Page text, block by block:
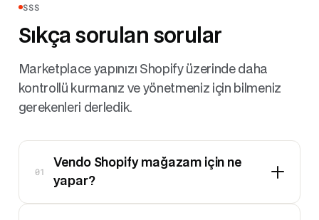
SSS
Sıkça sorulan sorular
Marketplace yapınızı Shopify üzerinde daha
kontrollü kurmanız ve yönetmeniz için bilmeniz
gerekenleri derledik.
01
Vendo Shopify mağazam için ne
yapar?